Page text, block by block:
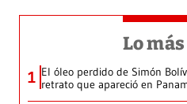
Lo
1 El óleo perdido de Simón
retrato que apareció en